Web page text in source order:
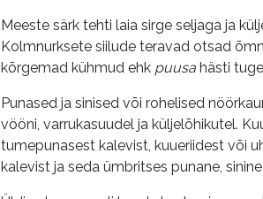
Meeste särk tehti laia sirge seljaga ja
Kolmnurksete siilude teravad otsad
kõrgemad kühmud ehk puusahästi
Punased ja sinised või rohelised
vööni, varrukasuudel ja küljelõhikutel.
tumepunasest kalevist, kuueriidest või
kalevist ja seda ümbritses punane,